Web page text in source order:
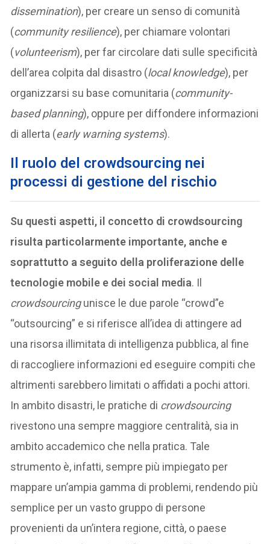
dissemination), per creare un senso di comunità
(community resilience), per chiamare volontari
(volunteerism), per far circolare dati sulle specificità
dell’area colpita dal disastro (local knowledge), per
organizzarsi su base comunitaria (community-
based planning), oppure per diffondere informazioni
di allerta (early warning systems).
Il ruolo del crowdsourcing nei
processi di gestione del rischio
Su questi aspetti, il concetto di crowdsourcing
risulta particolarmente importante, anche e
soprattutto a seguito della proliferazione delle
tecnologie mobile e dei social media. Il
crowdsourcingunisce le due parole “crowd”e
“outsourcing” e si riferisce all’idea di attingere ad
una risorsa illimitata di intelligenza pubblica, al fine
di raccogliere informazioni ed eseguire compiti che
altrimenti sarebbero limitati o affidati a pochi attori.
In ambito disastri, le pratiche di crowdsourcing
rivestono una sempre maggiore centralità, sia in
ambito accademico che nella pratica. Tale
strumento è, infatti, sempre più impiegato per
mappare un’ampia gamma di problemi, rendendo più
semplice per un vasto gruppo di persone
provenienti da un’intera regione, città, o paese